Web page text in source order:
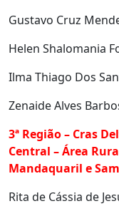
Gustavo Cruz
Helen Shalomania
Ilma Thiago Dos
Zenaide Alves
3ª Região – Cras
Central – Área
Mandaquaril e
Rita de Cássia de